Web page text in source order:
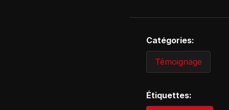
Catégories:
Témoignage
Étiquettes: